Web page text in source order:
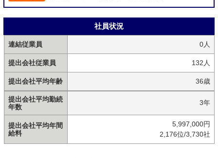
社員状況
連結従業員 0人
提出会社従業員 132人
提出会社平均年齢 36歳
提出会社平均勤続
年数
3年
提出会社平均年間
給料
5,997,000円
2,176位/3,730社